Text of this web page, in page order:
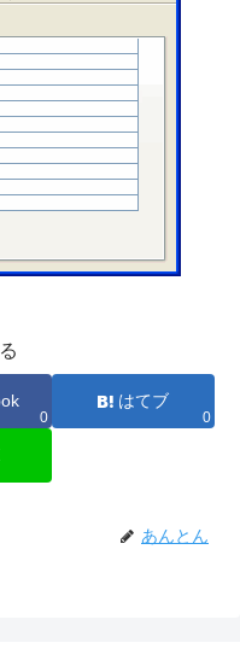
0
はてブ
0
あんとん